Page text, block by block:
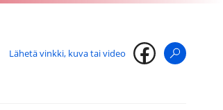
Lähetä vinkki, kuva tai video